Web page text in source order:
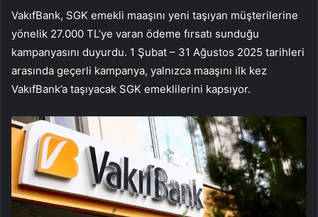
VakıfBank, SGK emekli maaşını yeni taşıyan müşterilerine
yönelik 27.000 TL’ye varan ödeme fırsatı sunduğu
kampanyasını duyurdu. 1 Şubat – 31 Ağustos 2025 tarihleri
arasında geçerli kampanya, yalnızca maaşını ilk kez
VakıfBank’a taşıyacak SGK emeklilerini kapsıyor.